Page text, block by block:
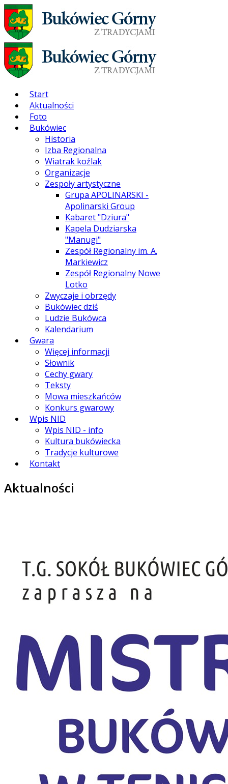
Start
Aktualności
Foto
Bukówiec
Historia
Izba Regionalna
Wiatrak koźlak
Organizacje
Zespoły artystyczne
Grupa APOLINARSKI -
Apolinarski Group
Kabaret "Dziura"
Kapela Dudziarska
"Manugi"
Zespół Regionalny im. A.
Markiewicz
Zespół Regionalny Nowe
Lotko
Zwyczaje i obrzędy
Bukówiec dziś
Ludzie Bukówca
Kalendarium
Gwara
Więcej informacji
Słownik
Cechy gwary
Teksty
Mowa mieszkańców
Konkurs gwarowy
Wpis NID
Wpis NID - info
Kultura bukówiecka
Tradycje kulturowe
Kontakt
Aktualności